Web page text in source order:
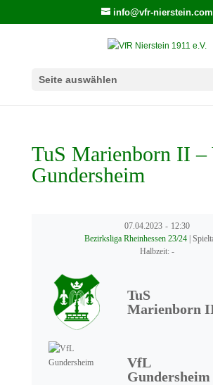
info@vfr-nierstein.com
Seite auswählen
TuS Marienborn II
Gundersheim
07.04.2023 - 12:30
Bezirksliga Rheinhessen 23/24 |
Halbzeit: -
TuS
Marienborn
VfL
Gundersheim